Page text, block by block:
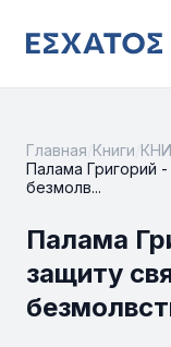
Главная Книги
Палама Григорий
безмолв...
Палама
защиту